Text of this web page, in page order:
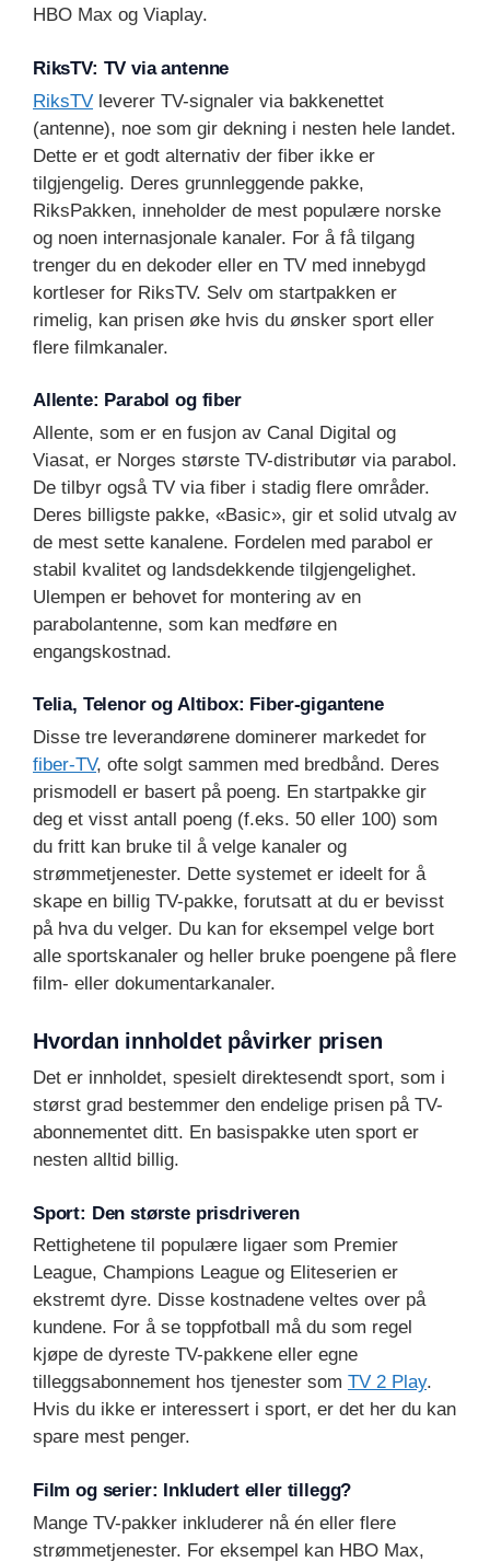
HBO Max og Viaplay.
RiksTV: TV via antenne
RiksTV leverer TV-signaler via bakkenettet
(antenne), noe som gir dekning i nesten hele landet.
Dette er et godt alternativ der fiber ikke er
tilgjengelig. Deres grunnleggende pakke,
RiksPakken, inneholder de mest populære norske
og noen internasjonale kanaler. For å få tilgang
trenger du en dekoder eller en TV med innebygd
kortleser for RiksTV. Selv om startpakken er
rimelig, kan prisen øke hvis du ønsker sport eller
flere filmkanaler.
Allente: Parabol og fiber
Allente, som er en fusjon av Canal Digital og
Viasat, er Norges største TV-distributør via parabol.
De tilbyr også TV via fiber i stadig flere områder.
Deres billigste pakke, «Basic», gir et solid utvalg av
de mest sette kanalene. Fordelen med parabol er
stabil kvalitet og landsdekkende tilgjengelighet.
Ulempen er behovet for montering av en
parabolantenne, som kan medføre en
engangskostnad.
Telia, Telenor og Altibox: Fiber-gigantene
Disse tre leverandørene dominerer markedet for
fiber-TV, ofte solgt sammen med bredbånd. Deres
prismodell er basert på poeng. En startpakke gir
deg et visst antall poeng (f.eks. 50 eller 100) som
du fritt kan bruke til å velge kanaler og
strømmetjenester. Dette systemet er ideelt for å
skape en billig TV-pakke, forutsatt at du er bevisst
på hva du velger. Du kan for eksempel velge bort
alle sportskanaler og heller bruke poengene på flere
film- eller dokumentarkanaler.
Hvordan innholdet påvirker prisen
Det er innholdet, spesielt direktesendt sport, som i
størst grad bestemmer den endelige prisen på TV-
abonnementet ditt. En basispakke uten sport er
nesten alltid billig.
Sport: Den største prisdriveren
Rettighetene til populære ligaer som Premier
League, Champions League og Eliteserien er
ekstremt dyre. Disse kostnadene veltes over på
kundene. For å se toppfotball må du som regel
kjøpe de dyreste TV-pakkene eller egne
tilleggsabonnement hos tjenester som TV 2 Play.
Hvis du ikke er interessert i sport, er det her du kan
spare mest penger.
Film og serier: Inkludert eller tillegg?
Mange TV-pakker inkluderer nå én eller flere
strømmetjenester. For eksempel kan HBO Max,